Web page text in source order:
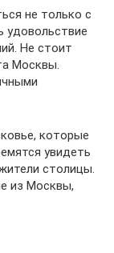
не только с
удовольствие
Не стоит
Москвы.
которые
увидеть
столицы.
из Москвы,